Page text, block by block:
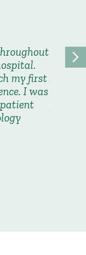
my first
I was